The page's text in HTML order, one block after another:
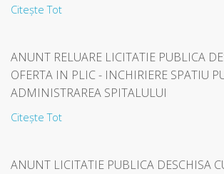
Citește Tot
ANUNT RELUARE LICITATIE PUBLICA
OFERTA IN PLIC - INCHIRIERE SPATIU
ADMINISTRAREA SPITALULUI
Citește Tot
ANUNT LICITATIE PUBLICA DESCHISA